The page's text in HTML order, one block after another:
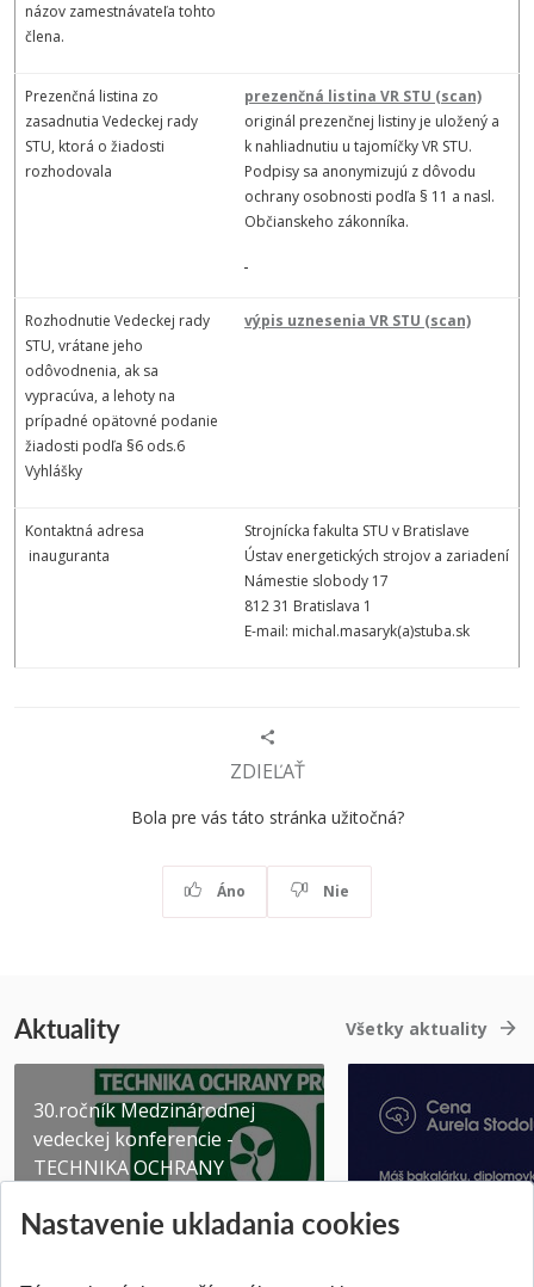
názov zamestnávateľa tohto
člena.
Prezenčná listina zo
zasadnutia Vedeckej rady
STU, ktorá o žiadosti
rozhodovala
prezenčná listina VR STU (scan)
originál prezenčnej listiny je uložený a
k nahliadnutiu u tajomíčky VR STU.
Podpisy sa anonymizujú z dôvodu
ochrany osobnosti podľa § 11 a nasl.
Občianskeho zákonníka.
Rozhodnutie Vedeckej rady
STU, vrátane jeho
odôvodnenia, ak sa
vypracúva, a lehoty na
prípadné opätovné podanie
žiadosti podľa §6 ods.6
Vyhlášky
výpis uznesenia VR STU (scan)
Kontaktná adresa
inauguranta
Strojnícka fakulta STU v Bratislave
Ústav energetických strojov a zariadení
Námestie slobody 17
812 31 Bratislava 1
E-mail: michal.masaryk(a)stuba.sk
ZDIEĽAŤ
Bola pre vás táto stránka užitočná?
Áno Nie
Aktuality Všetky aktuality
30.ročník Medzinárodnej
vedeckej konferencie -
TECHNIKA OCHRANY
Pridané 03.08.2026 Pridané 07.07.2026
Nastavenie ukladania cookies